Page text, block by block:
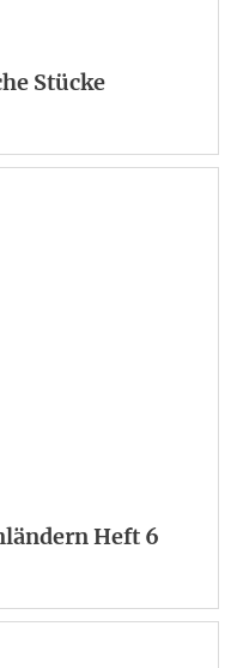
Stücke
Heft 6